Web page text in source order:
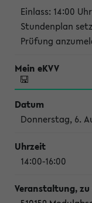
Einlass: 14:00
Stundenplan
Prüfung
Donnerstag, 6.
14:00-16:00